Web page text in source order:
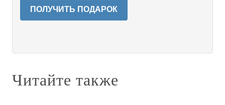
ПОЛУЧИТЬ ПОДАРОК
Читайте также